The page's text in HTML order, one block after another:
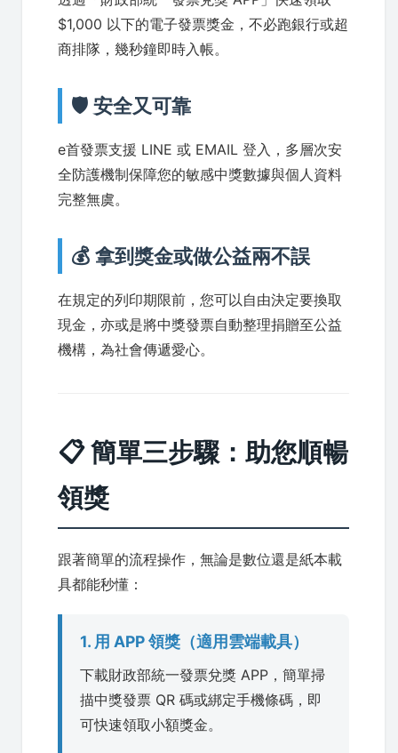
$1,000 以下的電子發票獎金，不必跑銀行或超
商排隊，幾秒鐘即時入帳。
🛡️ 安全又可靠
e首發票支援 LINE 或 EMAIL 登入，多層次安
全防護機制保障您的敏感中獎數據與個人資料
完整無虞。
💰 拿到獎金或做公益兩不誤
在規定的列印期限前，您可以自由決定要換取
現金，亦或是將中獎發票自動整理捐贈至公益
機構，為社會傳遞愛心。
📋 簡單三步驟：助您順暢
領獎
跟著簡單的流程操作，無論是數位還是紙本載
具都能秒懂：
1. 用 APP 領獎（適用雲端載具）
下載財政部統一發票兌獎 APP，簡單掃
描中獎發票 QR 碼或綁定手機條碼，即
可快速領取小額獎金。